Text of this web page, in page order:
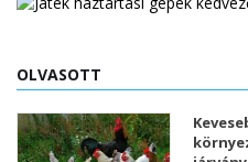
OLVASOTT